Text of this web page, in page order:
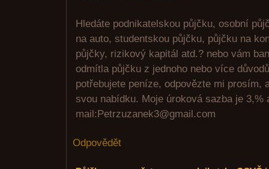
Hledáte podnikatelskou půjčku, osobní
na auto, studentskou půjčku, půjčku na
půjčky, rizikový kapitál atd.? nebo vám
odmítla půjčku z jednoho nebo více
potřebujete peníze, odpovězte mi prosím,
svou nabídku. Moje úroková sazba je 3,%
mail:Petrzuzanek3@gmail.com
Odpovědět